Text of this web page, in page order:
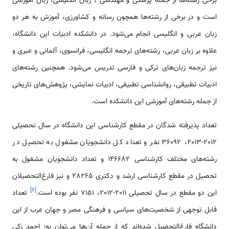
است و در برخی از رشته­‌ها همچون رسانه و کشاورزی، آموزش به هر دو
زبان عربی و انگلیسی انجام می­‌شود. در دانشکده ادبیات این دانشگاه،
علاوه بر زبان عربی، رشته‌­های ترجمه انگلیسی، فرانسوی، آلمانی و عبری و
نیز ترجمه زبان‌­های ترکی و فارسی تدریس می‌­شود. همچنین رشته‌­های
ادبیات تطبیقی، روانشناسی تطبیقی، ادبیات نمایشی، پژوهش­‌های تاریخی
از جمله رشته­‌های آموزشی این دانشکده است.
تعداد پذیرفته شدگان در مقطع کارشناسی این دانشگاه در سال تحصیلی
2012-2013، 36092 نفر و تعداد کل دانشجویان مشغول به تحصیل در
رشته­‌های مختلف کارشناسی 146682 و تعداد دانشجویان مشغول به
تحصیل در مقطع کارشناسی ارشد و دکتری 28265 و نیز فارغ‌­التحصیلان
این دو مقطع در سال تحصیلی 2011-2012، 7151 نفر بوده است.
[۶] تعداد
قابل توجهی از شخصیت‌های سیاسی و فرهنگی مصر و جهان عرب از این